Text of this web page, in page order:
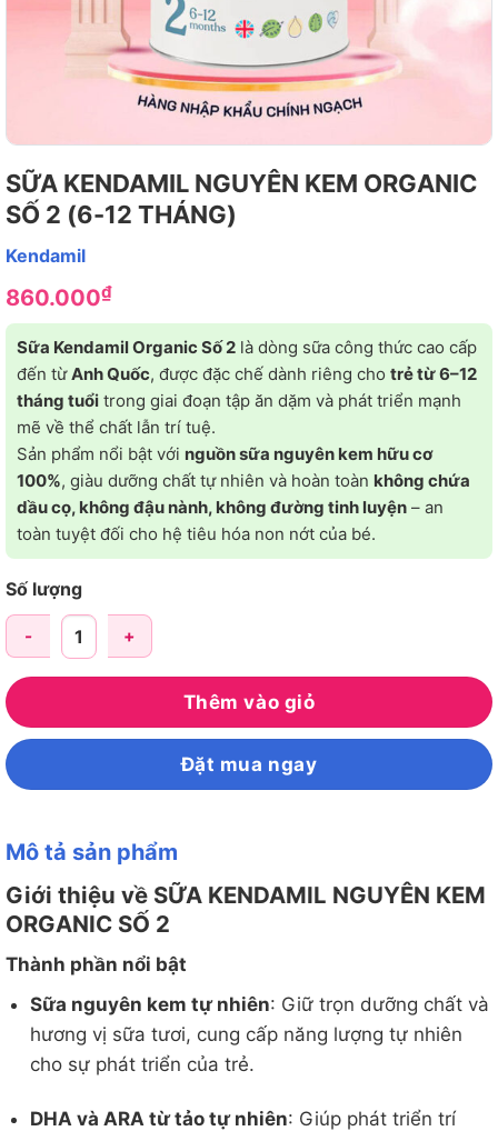
SỮA KENDAMIL NGUYÊN KEM ORGANIC
SỐ 2 (6-12 THÁNG)
Kendamil
860.000₫
Sữa Kendamil Organic Số 2 là dòng sữa công thức cao cấp
đến từAnh Quốc, được đặc chế dành riêng cho trẻ từ 6–12
tháng tuổi trong giai đoạn tập ăn dặm và phát triển mạnh
mẽ về thể chất lẫn trí tuệ.
Sản phẩm nổi bật với nguồn sữa nguyên kem hữu cơ
100%, giàu dưỡng chất tự nhiên và hoàn toàn không chứa
dầu cọ, không đậu nành, không đường tinh luyện – an
toàn tuyệt đối cho hệ tiêu hóa non nớt của bé.
Số lượng
Thêm vào giỏ
Đặt mua ngay
Mô tả sản phẩm
Giới thiệu về SỮA KENDAMIL NGUYÊN KEM
ORGANIC SỐ 2
Thành phần nổi bật
Sữa nguyên kem tự nhiên: Giữ trọn dưỡng chất và
hương vị sữa tươi, cung cấp năng lượng tự nhiên
cho sự phát triển của trẻ.
DHA và ARA từ tảo tự nhiên: Giúp phát triển trí